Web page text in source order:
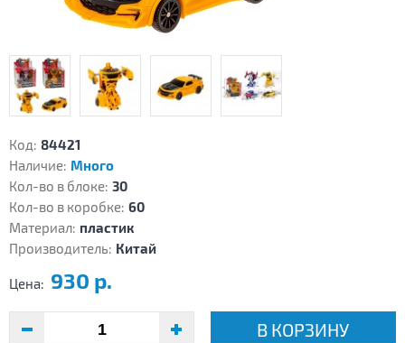
Код: 84421
Наличие: Много
Кол-во в блоке: 30
Кол-во в коробке: 60
Материал: пластик
Производитель: Китай
Цена: 930 р.
В КОРЗИНУ